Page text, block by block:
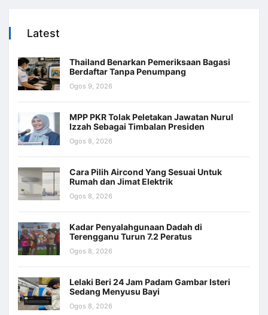
Latest
Thailand Benarkan Pemeriksaan Bagasi
Berdaftar Tanpa Penumpang
Ogos 9, 2026
MPP PKR Tolak Peletakan Jawatan Nurul
Izzah Sebagai Timbalan Presiden
Ogos 8, 2026
Cara Pilih Aircond Yang Sesuai Untuk
Rumah dan Jimat Elektrik
Ogos 8, 2026
Kadar Penyalahgunaan Dadah di
Terengganu Turun 7.2 Peratus
Ogos 8, 2026
Lelaki Beri 24 Jam Padam Gambar Isteri
Sedang Menyusu Bayi
Ogos 8, 2026